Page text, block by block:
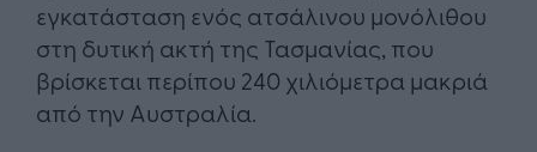
εγκατάσταση ενός ατσάλινου μονόλιθου
στη δυτική ακτή της Τασμανίας, που
βρίσκεται περίπου 240 χιλιόμετρα μακριά
από την Αυστραλία.